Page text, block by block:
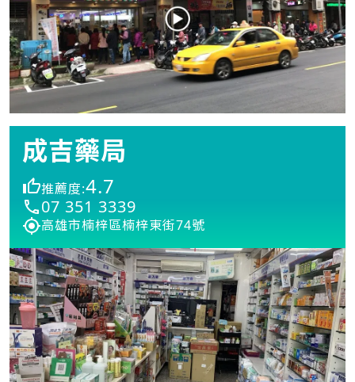
成吉藥局
推薦度:4.7
07 351 3339
高雄市楠梓區楠梓東街74號